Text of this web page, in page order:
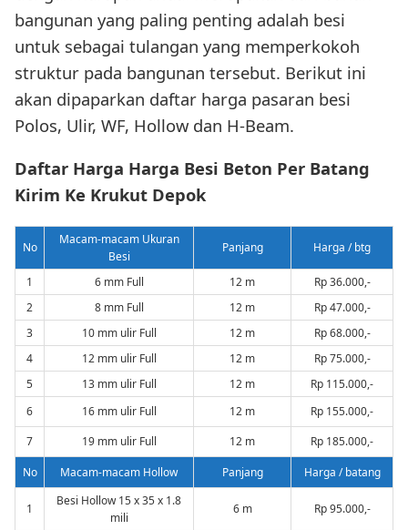
bangunan yang paling penting adalah besi
untuk sebagai tulangan yang memperkokoh
struktur pada bangunan tersebut. Berikut ini
akan dipaparkan daftar harga pasaran besi
Polos, Ulir, WF, Hollow dan H-Beam.
Daftar Harga Harga Besi Beton Per Batang
Kirim Ke Krukut Depok
No
Macam-macam Ukuran
Besi
Panjang Harga / btg
1 6 mm Full 12 m
Rp 36.000,-
2
8 mm Full 12 m
Rp 47.000,-
3
10 mm ulir Full 12 m
Rp 68.000,-
4
12 mm ulir Full 12 m
Rp 75.000,-
5
13 mm ulir Full 12 m
Rp 115.000,-
6
16 mm ulir Full 12 m
Rp 155.000,-
7
19 mm ulir Full 12 m
Rp 185.000,-
No
Macam-macam Hollow Panjang Harga / batang
1
Besi Hollow 15 x 35 x 1.8
mili
6 m Rp 95.000,-